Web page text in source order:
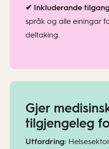
✔ Inkluderande
språk og alle einingar
deltaking.
Gjer
tilgjengeleg
Utfordring: